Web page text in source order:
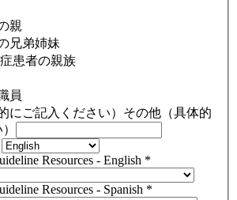
親
兄弟姉妹
患者の親族
員
にご記入ください） その他（具体的
Resources - English *
Resources - Spanish *